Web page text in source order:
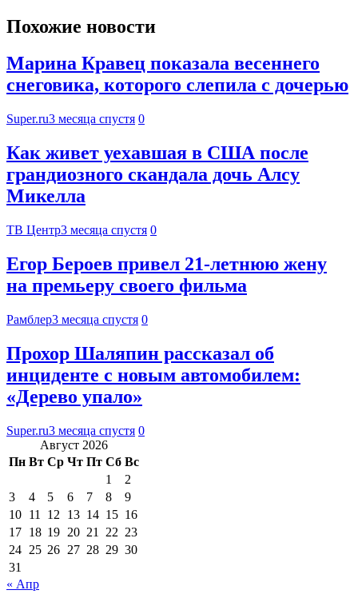
Похожие новости
Марина Кравец показала весеннего
снеговика, которого слепила с дочерью
Super.ru3 месяца спустя 0
Как живет уехавшая в США после
грандиозного скандала дочь Алсу
Микелла
ТВ Центр3 месяца спустя 0
Егор Бероев привел 21-летнюю жену
на премьеру своего фильма
Рамблер3 месяца спустя 0
Прохор Шаляпин рассказал об
инциденте с новым автомобилем:
«Дерево упало»
Super.ru3 месяца спустя 0
Август 2026
Пн Вт Ср Чт Пт Сб Вс
1
2
3
4 5 6 7 8
9
10 11 12 13 14 15 16
17 18 19 20 21 22 23
24 25 26 27 28 29 30
31
« Апр